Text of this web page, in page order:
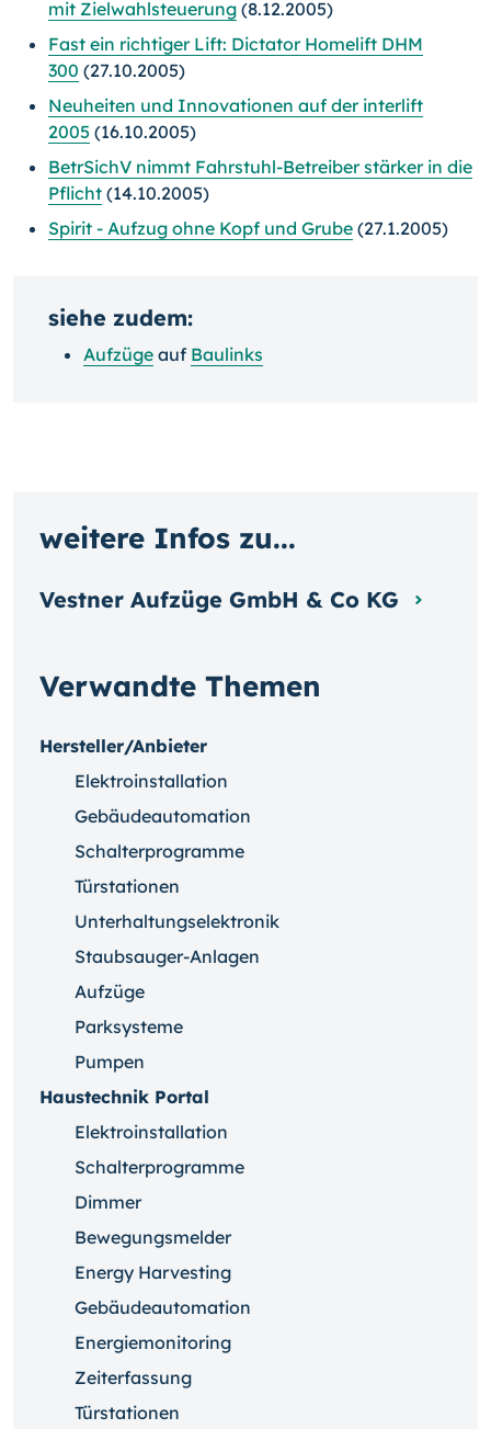
mit Zielwahlsteuerung (8.12.2005)
Fast ein richtiger Lift: Dictator Homelift DHM
300 (27.10.2005)
Neuheiten und Innovationen auf der interlift
2005 (16.10.2005)
BetrSichV nimmt Fahrstuhl-Betreiber stärker in die
Pflicht (14.10.2005)
Spirit - Aufzug ohne Kopf und Grube (27.1.2005)
siehe zudem:
Aufzüge auf Baulinks
Verwandte Themen
Hersteller/Anbieter
Elektroinstallation
Gebäudeautomation
Schalterprogramme
Türstationen
Unterhaltungselektronik
Staubsauger-Anlagen
Aufzüge
Parksysteme
Pumpen
Haustechnik Portal
Elektroinstallation
Schalterprogramme
Dimmer
Bewegungsmelder
Energy Harvesting
Gebäudeautomation
Energiemonitoring
Zeiterfassung
Türstationen
weitere Infos zu...
Vestner Aufzüge GmbH & Co KG